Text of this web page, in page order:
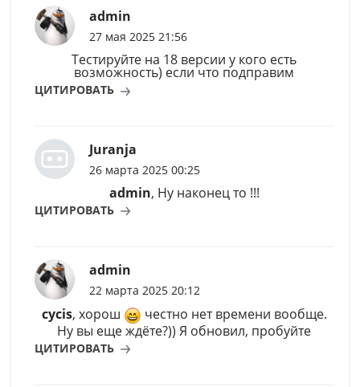
admin
27 мая 2025 21:56
Тестируйте на 18 версии у кого есть
возможность) если что подправим
ЦИТИРОВАТЬ
Juranja
26 марта 2025 00:25
admin, Ну наконец то !!!
ЦИТИРОВАТЬ
admin
22 марта 2025 20:12
cycis, хорош
честно нет времени вообще.
Ну вы еще ждёте?)) Я обновил, пробуйте
ЦИТИРОВАТЬ